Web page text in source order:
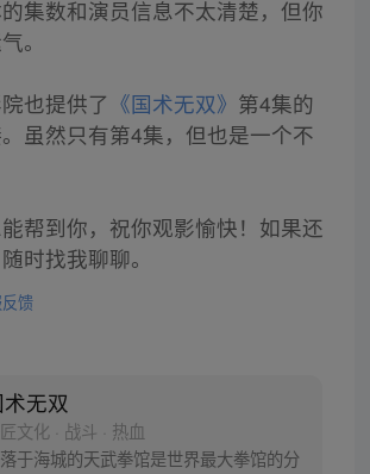
集数和演员信息不太清楚，但你
。
也提供了 《国术无双》 第4集的
虽然只有第4集，但也是一个不
帮到你，祝你观影愉快！如果还
时找我聊聊。
馈
无双
文化 · 战斗 · 热血
于海城的天武拳馆是世界最大拳馆的分